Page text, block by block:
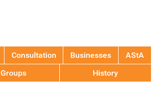
Consultation Businesses
AStA
Groups History